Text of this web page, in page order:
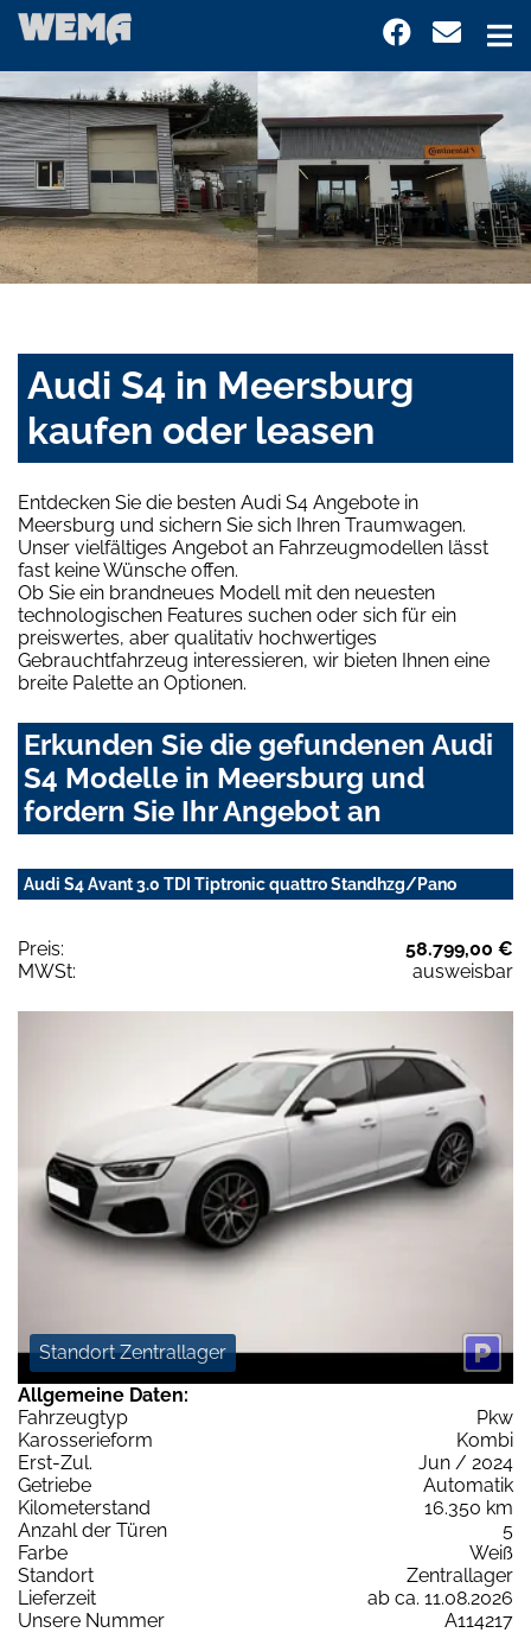
Audi S4 in Meersburg
kaufen oder leasen
Entdecken Sie die besten Audi S4 Angebote in
Meersburg und sichern Sie sich Ihren Traumwagen.
Unser vielfältiges Angebot an Fahrzeugmodellen lässt
fast keine Wünsche offen.
Ob Sie ein brandneues Modell mit den neuesten
technologischen Features suchen oder sich für ein
preiswertes, aber qualitativ hochwertiges
Gebrauchtfahrzeug interessieren, wir bieten Ihnen eine
breite Palette an Optionen.
Erkunden Sie die gefundenen Audi
S4 Modelle in Meersburg und
fordern Sie Ihr Angebot an
Audi S4 Avant 3.0 TDI Tiptronic quattro Standhzg/Pano
Preis:
58.799,00 €
MWSt:
ausweisbar
Standort Zentrallager
Allgemeine Daten:
Fahrzeugtyp
Pkw
Karosserieform
Kombi
Erst-Zul.
Jun / 2024
Getriebe
Automatik
Kilometerstand
16.350 km
Anzahl der Türen
5
Farbe
Weiß
Standort
Zentrallager
Lieferzeit
ab ca. 11.08.2026
Unsere Nummer
A114217